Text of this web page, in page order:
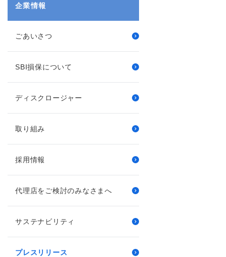
企業情報
ごあいさつ
SBI損保について
ディスクロージャー
取り組み
採用情報
代理店をご検討のみなさまへ
サステナビリティ
プレスリリース